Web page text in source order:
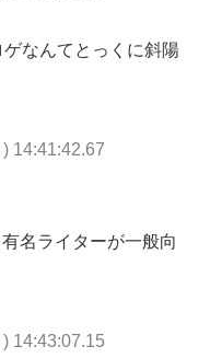
なんてとっくに斜陽
14:41:42.67
名ライターが一般向
14:43:07.15